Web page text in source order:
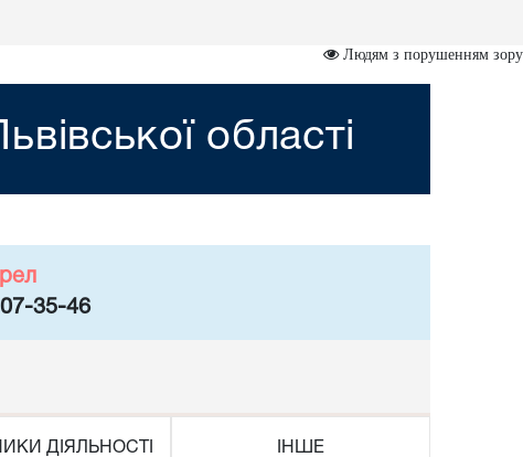
Людям з порушенням зору
області
35-46
ДІЯЛЬНОСТІ ІНШЕ